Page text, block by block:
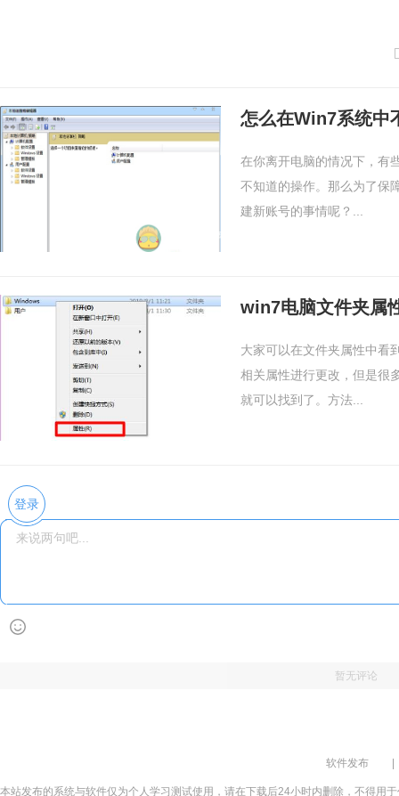
怎么在Win7系统中
在你离开电脑的情况下，有
不知道的操作。那么为了保
建新账号的事情呢？...
win7电脑文件夹属
大家可以在文件夹属性中看
相关属性进行更改，但是很
就可以找到了。方法...
登录
暂无评论
软件发布
本站发布的系统与软件仅为个人学习测试使用，请在下载后24小时内删除，不得用